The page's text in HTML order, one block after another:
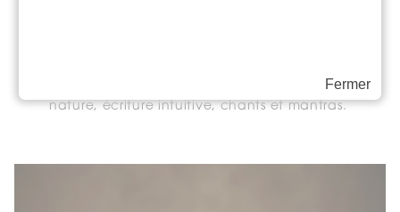
méditation, temps de silence et en pleine
nature, écriture intuitive, chants et mantras.
Fermer